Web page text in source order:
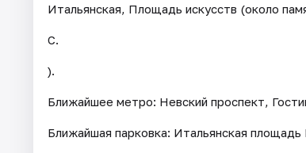
Итальянская, Площадь искусств (около
С.
).
Ближайшее метро: Невский проспект,
Ближайшая парковка: Итальянская площадь